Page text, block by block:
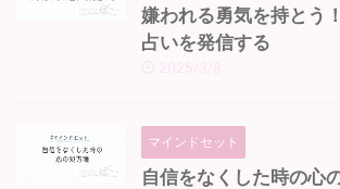
嫌われる勇気を持とう
占いを発信する
マインドセット
自信をなくした時の心